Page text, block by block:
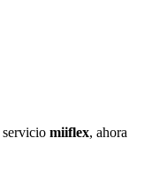
servicio miiflex, ahora